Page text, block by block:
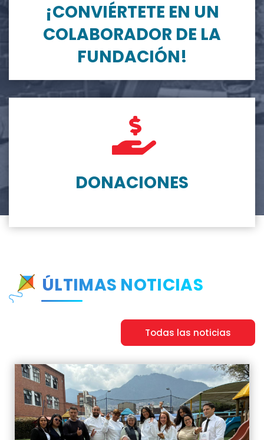
¡CONVIÉRTETE EN UN
COLABORADOR DE LA
FUNDACIÓN!
DONACIONES
ÚLTIMAS NOTICIAS
Todas las noticias